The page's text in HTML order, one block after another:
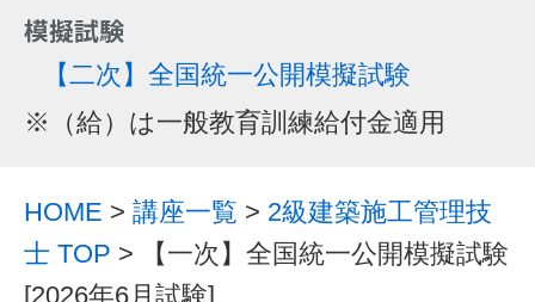
模擬試験
【二次】全国統一公開模擬試験
※（給）は一般教育訓練給付金適用
HOME > 講座一覧 > 2級建築施工管理技
士 TOP > 【一次】全国統一公開模擬試験
[2026年6月試験]